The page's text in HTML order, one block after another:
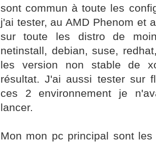
sont commun à toute les
j'ai tester, au AMD Phenom et
sur toute les distro de
netinstall, debian, suse,
les version non stable de
résultat. J'ai aussi tester sur
ces 2 environnement je
lancer.
Mon mon pc principal sont